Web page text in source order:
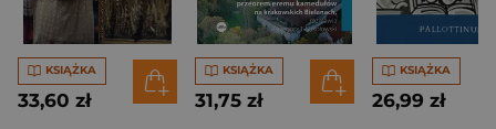
KSIĄŻKA
33,60 zł
KSIĄŻKA
31,75 zł
KSIĄŻKA
26,99 zł